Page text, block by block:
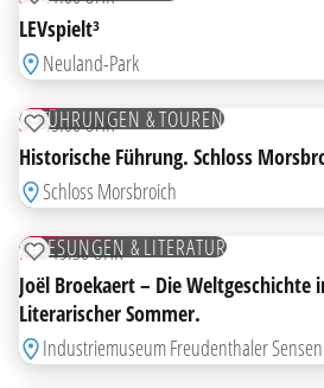
LEVspielt³
Neuland-Park
23
FÜHRUNGEN & TOUREN
ZUR MERKLISTE HINZUFÜGEN
SO15:00 UHR
Historische Führung. Schloss
Schloss Morsbroich
24
LESUNGEN & LITERATUR
ZUR MERKLISTE HINZUFÜGEN
MO19:30 UHR
Joël Broekaert – Die Weltgeschichte
Literarischer Sommer.
Industriemuseum Freudenthaler
27